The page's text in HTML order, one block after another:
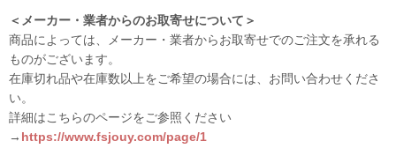
＜メーカー・業者からのお取寄せについて＞
商品によっては、メーカー・業者からお取寄せでのご注文を承れる
ものがございます。
在庫切れ品や在庫数以上をご希望の場合には、お問い合わせくださ
い。
詳細はこちらのページをご参照ください
→ https://www.fsjouy.com/page/1